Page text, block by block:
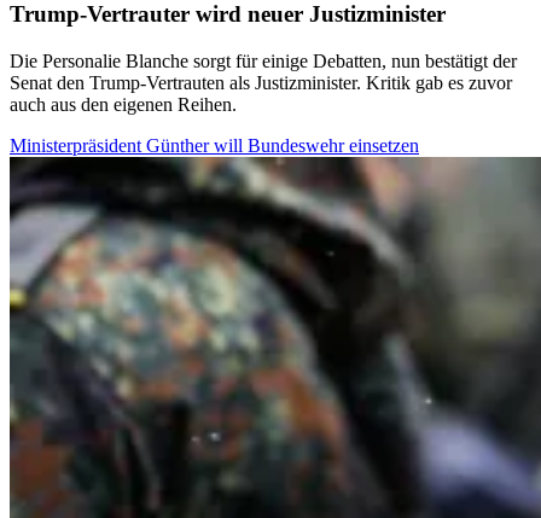
Trump-Vertrauter wird neuer Justizminister
Die Personalie Blanche sorgt für einige Debatten, nun bestätigt der
Senat den Trump-Vertrauten als Justizminister. Kritik gab es zuvor
auch aus den eigenen Reihen.
Ministerpräsident Günther will Bundeswehr einsetzen